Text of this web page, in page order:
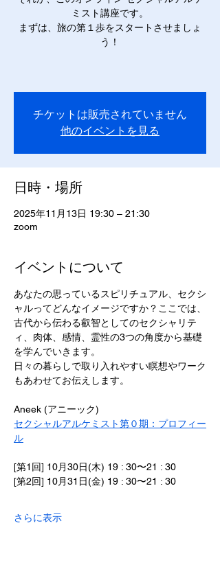
ミスト講座です。
まずは、旅の第１歩をスタートさせましょ
う！
チケットは販売されていません
他のイベントを見る
日時・場所
2025年11月13日 19:30 – 21:30
zoom
イベントについて
あなたの思っているスピリチュアル、セクシ
ャルってどんなイメージですか？ここでは、
古代から伝わる叡智としてのセクシャリテ
ィ、肉体、感情、霊性の3つの角度から基礎
を学んでいきます。
日々の暮らしで取り入れやすい瞑想やワーク
もあわせてお伝えします。
Aneek (アニーック)
セクシャルアルケミスト第０期：プロフィー
ル
[第1回] 10月30日(木) 19 : 30〜21 : 30
[第2回] 10月31日(金) 19 : 30〜21 : 30
さらに表示